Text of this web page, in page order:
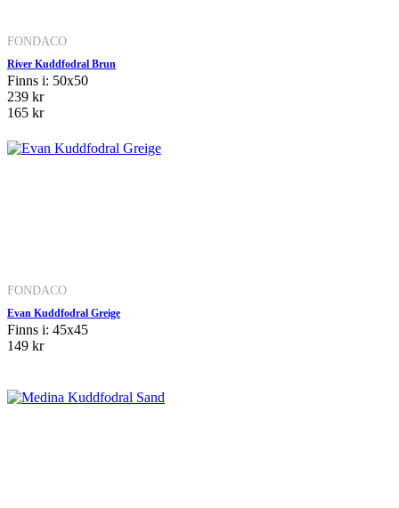
FONDACO
River Kuddfodral Brun
Finns i: 50x50
239 kr
165 kr
FONDACO
Evan Kuddfodral Greige
Finns i: 45x45
149 kr